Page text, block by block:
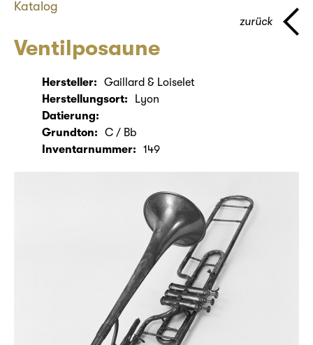
Katalog
Ventilposaune
zurück
Hersteller:
Gaillard & Loiselet
Herstellungsort:
Lyon
Datierung:
Grundton:
C / Bb
Inventarnummer:
149